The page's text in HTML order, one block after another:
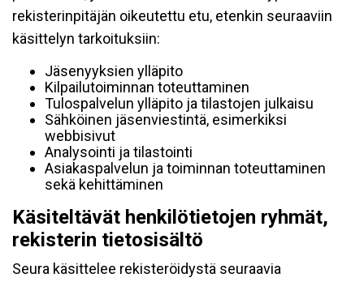
rekisterinpitäjän oikeutettu etu, etenkin seuraaviin
käsittelyn tarkoituksiin:
Jäsenyyksien ylläpito
Kilpailutoiminnan toteuttaminen
Tulospalvelun ylläpito ja tilastojen julkaisu
Sähköinen jäsenviestintä, esimerkiksi
webbisivut
Analysointi ja tilastointi
Asiakaspalvelun ja toiminnan toteuttaminen
sekä kehittäminen
Käsiteltävät henkilötietojen ryhmät,
rekisterin tietosisältö
Seura käsittelee rekisteröidystä seuraavia